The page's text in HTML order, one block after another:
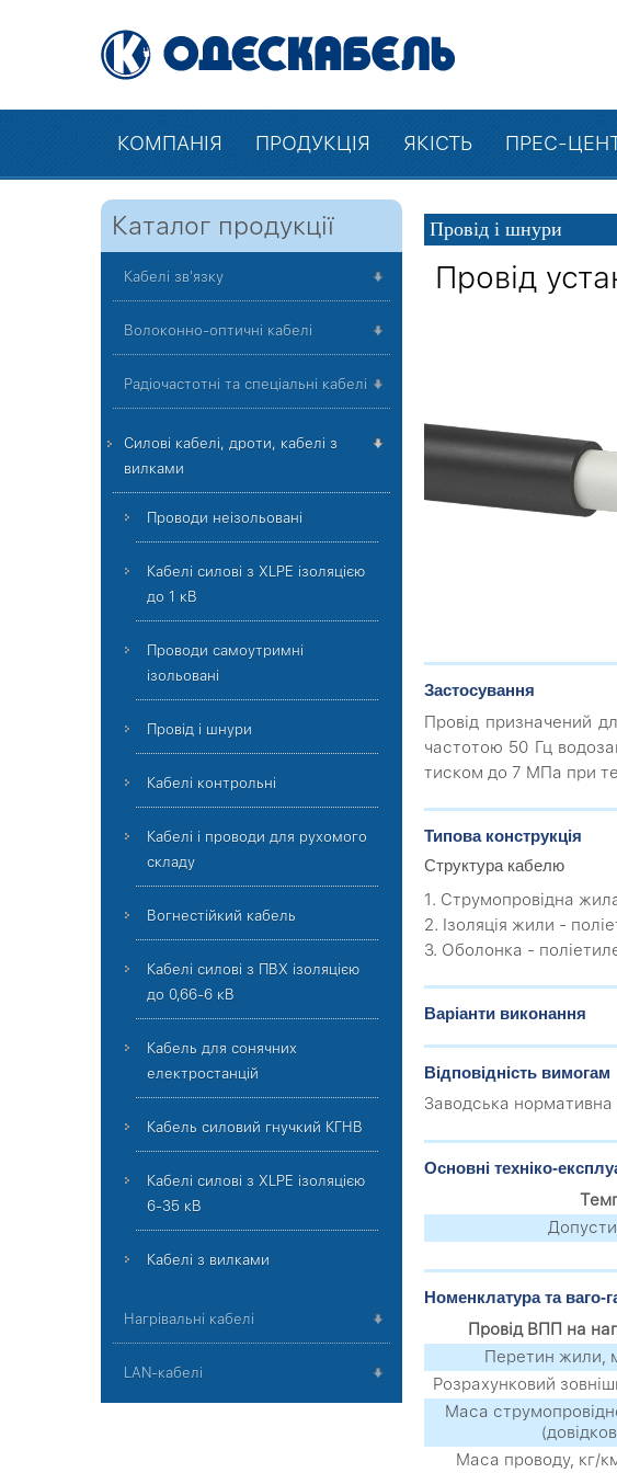
КОМПАНІЯ ПРОДУКЦІЯ ЯКІСТЬ ПРЕС-
Каталог продукції
Кабелі зв'язку
Волоконно-оптичні кабелі
Радіочастотні та спеціальні кабелі
Силові кабелі, дроти, кабелі з
вилками
Проводи неізольовані
Кабелі силові з XLPE ізоляцією
до 1 кВ
Проводи самоутримні
ізольовані
Провід і шнури
Кабелі контрольні
Кабелі і проводи для рухомого
складу
Вогнестійкий кабель
Кабелі силові з ПВХ ізоляцією
до 0,66-6 кВ
Кабель для сонячних
електростанцій
Кабель силовий гнучкий КГНВ
Кабелі силові з XLPE ізоляцією
6-35 кВ
Кабелі з вилками
Нагрівальні кабелі
LAN-кабелі
Провід і шнури
Провід
Застосування
Провід призначений
частотою 50 Гц
тиском до 7 МПа при
Типова конструкція
Структура кабелю
1. Струмопровідна
2. Ізоляція жили -
3. Оболонка -
Варіанти виконання
Відповідність вимогам
Заводська
Основні техніко-
Номенклатура та ваго-
Провід ВПП на
Перетин жили,
Розрахунковий
Маса
Маса проводу, кг/